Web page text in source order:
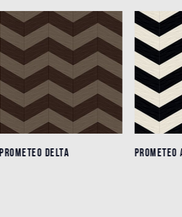
PROMETEO DELTA
PROMETEO DELTA PROMETEO
PROMETEO